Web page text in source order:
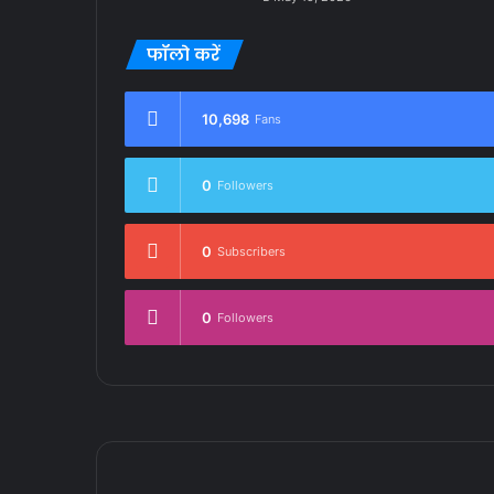
फॉलो करें
10,698 Fans
0 Followers
0 Subscribers
0 Followers